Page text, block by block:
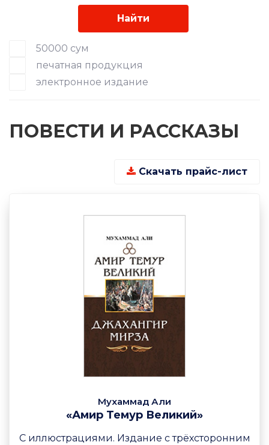
Найти
50000 сум
печатная продукция
электронное издание
ПОВЕСТИ И РАССКАЗЫ
Скачать прайс-лист
Мухаммад Али
«Амир Темур Великий»
С иллюстрациями. Издание с трёхсторонним